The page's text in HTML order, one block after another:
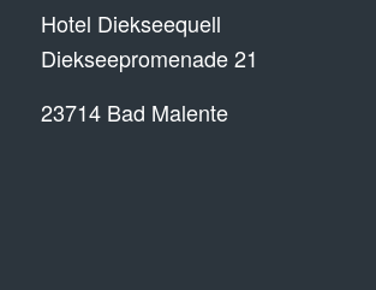
Hotel Diekseequell
Diekseepromenade 21
23714 Bad Malente